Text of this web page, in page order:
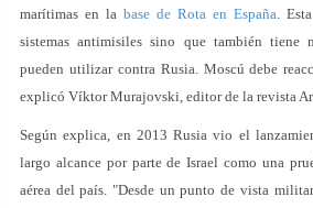
marítimas en la base de Rota en España.
sistemas antimisiles sino que también tiene
pueden utilizar contra Rusia. Moscú debe
explicó Víktor Murajovski, editor de la revista
Según explica, en 2013 Rusia vio el
largo alcance por parte de Israel como una
aérea del país. "Desde un punto de vista